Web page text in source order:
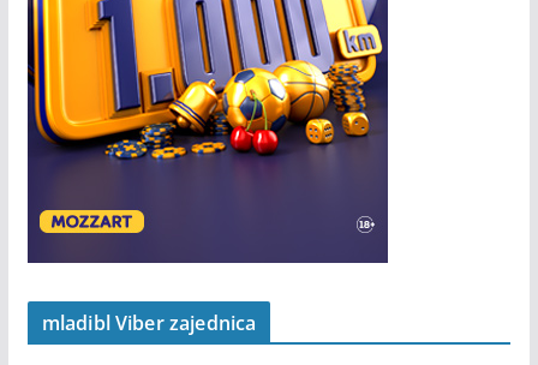
mladibl Viber zajednica